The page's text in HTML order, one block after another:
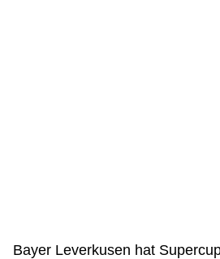
Bayer Leverkusen hat